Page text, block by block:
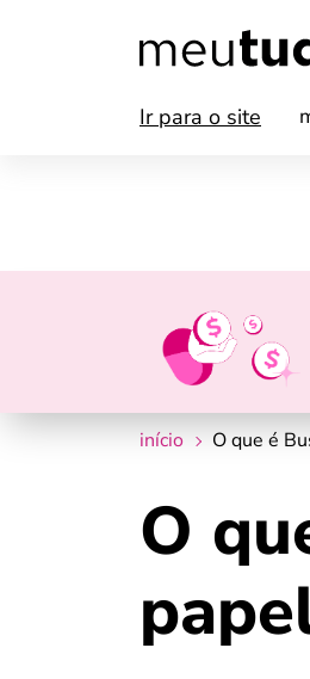
Ir para o site
início O que é
O